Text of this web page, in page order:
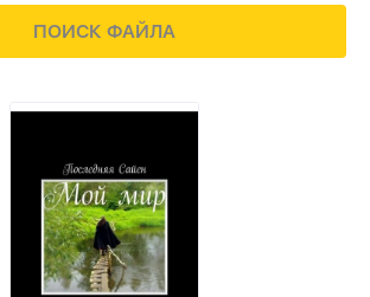
ПОИСК ФАЙЛА